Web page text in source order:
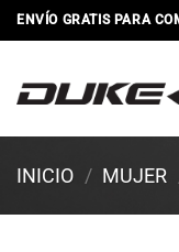
Saltar
al
ENVÍO GRATIS PARA
INICIO / MUJER